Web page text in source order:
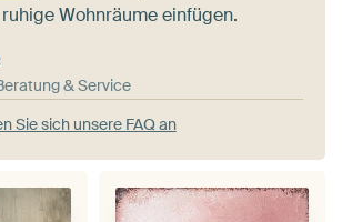
Wohnräume einfügen.
& Service
Sie sich unsere FAQ an